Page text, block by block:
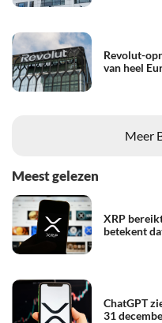
Revolut-
van heel
Meer
Meest gelezen
XRP
betekent
ChatGPT
31